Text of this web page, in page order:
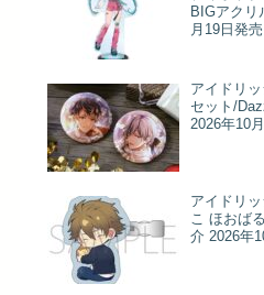
BIGアクリ
月19日発売
アイドリ
セット/
2026年10
アイドリ
こ ほおば
介 2026年